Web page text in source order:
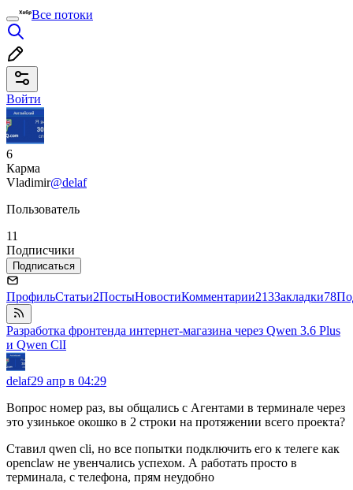
Все потоки
Войти
6
Карма
Vladimir@delaf
Пользователь
11
Подписчики
Подписаться
ПрофильСтатьи2ПостыНовостиКомментарии213Закладки78
Разработка фронтенда интернет-магазина через Qwen 3.6 Plus
и Qwen ClI
delaf29 апр в 04:29
Вопрос номер раз, вы общались с Агентами в терминале через
это узинькое окошко в 2 строки на протяжении всего проекта?
Ставил qwen cli, но все попытки подключить его к телеге как
openclaw не увенчались успехом. А работать просто в
терминала, с телефона, прям неудобно